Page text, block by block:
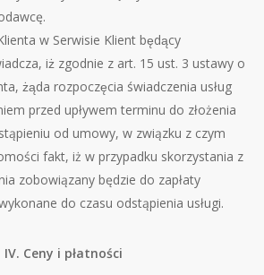
w Serwisie Klient będący
iż zgodnie z art. 15 ust. 3 ustawy o
żąda rozpoczęcia świadczenia usług
przed upływem terminu do złożenia
od umowy, w związku z czym
fakt, iż w przypadku skorzystania z
zobowiązany będzie do zapłaty
do czasu odstąpienia usługi.
IV. Ceny i płatności